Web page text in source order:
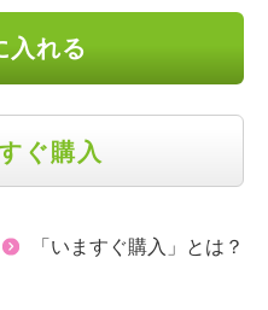
入れる
ぐ購入
「いますぐ購入」とは？